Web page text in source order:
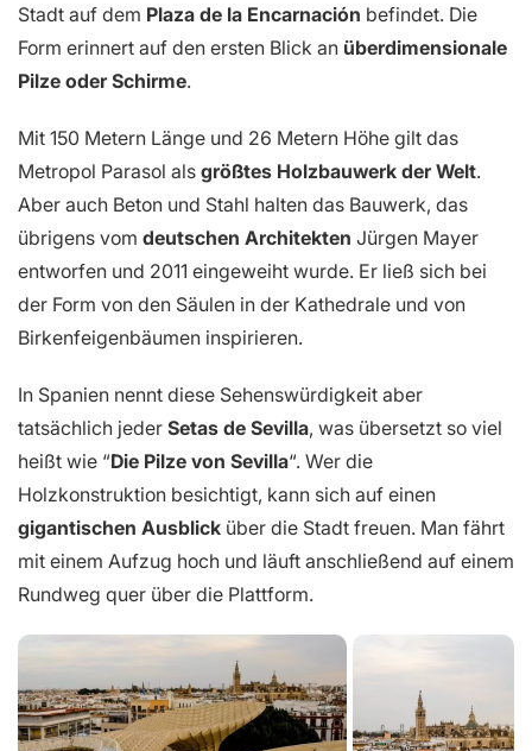
Stadt auf dem Plaza de la Encarnación befindet. Die
Form erinnert auf den ersten Blick an überdimensionale
Pilze oder Schirme.
Mit 150 Metern Länge und 26 Metern Höhe gilt das
Metropol Parasol als größtes Holzbauwerk der Welt.
Aber auch Beton und Stahl halten das Bauwerk, das
übrigens vom deutschen Architekten Jürgen Mayer
entworfen und 2011 eingeweiht wurde. Er ließ sich bei
der Form von den Säulen in der Kathedrale und von
Birkenfeigenbäumen inspirieren.
In Spanien nennt diese Sehenswürdigkeit aber
tatsächlich jeder Setas de Sevilla, was übersetzt so viel
heißt wie “Die Pilze von Sevilla“. Wer die
Holzkonstruktion besichtigt, kann sich auf einen
gigantischen Ausblick über die Stadt freuen. Man fährt
mit einem Aufzug hoch und läuft anschließend auf einem
Rundweg quer über die Plattform.